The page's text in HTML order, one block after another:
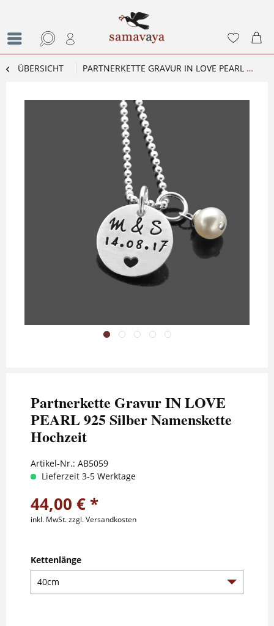
ÜBERSICHT PARTNERKETTE GRAVUR IN LOVE PEARL 925 SILBER NAMENSKETTE HOCHZEIT
Partnerkette Gravur IN LOVE
PEARL 925 Silber Namenskette
Hochzeit
Artikel-Nr.: AB5059
Lieferzeit 3-5 Werktage
44,00 € *
inkl. MwSt.zzgl. Versandkosten
Kettenlänge